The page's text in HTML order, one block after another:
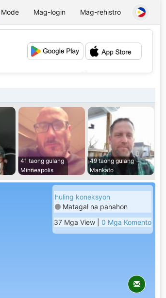
Mode Mag-login Mag-rehistro
41 taong gulang
Minneapolis
49 taong gulang
Mankato
huling koneksyon
Matagal na panahon
37 Mga View | 0 Mga Komento